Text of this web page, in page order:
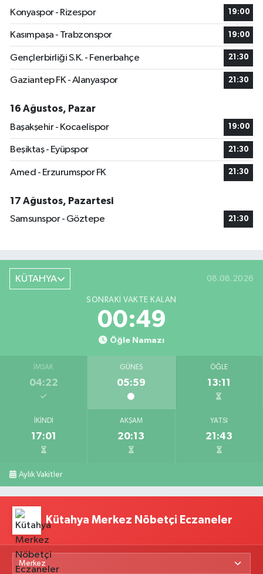
Konyaspor - Rizespor
19:00
Kasımpaşa - Trabzonspor 19:00
Gençlerbirliği S.K. - Fenerbahçe 21:30
Gaziantep FK - Alanyaspor 21:30
16 Ağustos, Pazar
Başakşehir - Kocaelispor
19:00
Beşiktaş - Eyüpspor 21:30
Amed - Erzurumspor FK 21:30
17 Ağustos, Pazartesi
Samsunspor - Göztepe
21:30
KÜTAHYA 08.08.2026
SONRAKI VAKTE KALAN
00:48
Öğle Namazı
İMSAK
04:22
GÜNEŞ
05:59
ÖĞLE
13:11
İKINDI
17:01
AKŞAM
20:13
YATSI
21:43
Aylık Vakitler
Kütahya Merkez Nöbetçi Eczaneler